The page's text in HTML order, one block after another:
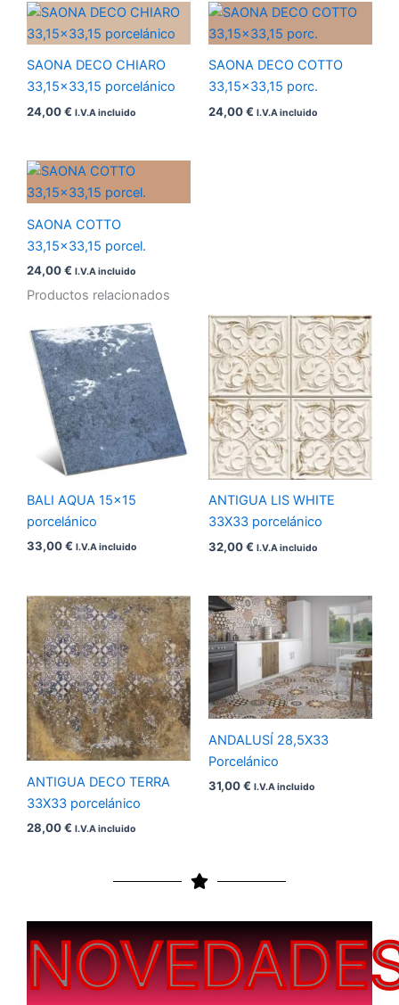
SAONA DECO CHIARO
33,15×33,15 porcelánico
24,00€ I.V.A incluido
SAONA DECO COTTO
33,15×33,15 porc.
24,00€ I.V.A incluido
SAONA COTTO
33,15×33,15 porcel.
24,00€ I.V.A incluido
Productos relacionados
BALI AQUA 15×15
porcelánico
33,00€ I.V.A incluido
ANTIGUA LIS WHITE
33X33 porcelánico
32,00€ I.V.A incluido
ANTIGUA DECO TERRA
33X33 porcelánico
28,00€ I.V.A incluido
ANDALUSÍ 28,5X33
Porcelánico
31,00€ I.V.A incluido